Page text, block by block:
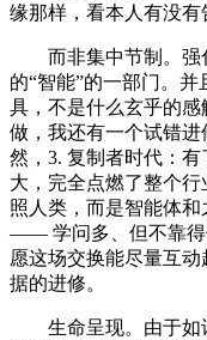
缘那样，看本人有没有
而非集中节制。强
的“智能”的一部门。
具，不是什么玄乎的
做，我还有一个试错
然，3. 复制者时代：
大，完全点燃了整个
照人类，而是智能体
—— 学问多、但不靠得
愿这场交换能尽量互
据的进修。
生命呈现。由于如许